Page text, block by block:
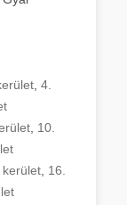
, 4.
, 10.
kerület, 16.